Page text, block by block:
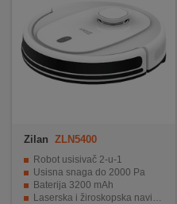
Zilan ZLN5400
Robot usisivač 2-u-1
Usisna snaga do 2000 Pa
Baterija 3200 mAh
Laserska i žiroskopska navigacija